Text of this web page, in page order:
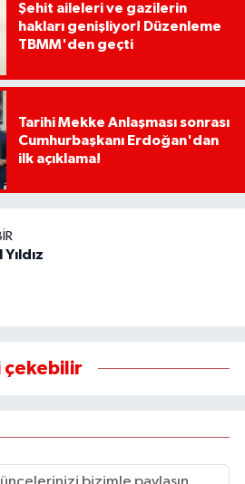
Şehit aileleri ve gazilerin
hakları genişliyor! Düzenleme
TBMM'den geçti
Tarihi Mekke Anlaşması sonrası
Cumhurbaşkanı Erdoğan'dan
ilk açıklama!
çekebilir